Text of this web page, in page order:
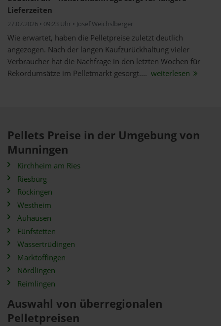
Lieferzeiten
27.07.2026 • 09:23 Uhr • Josef Weichslberger
Wie erwartet, haben die Pelletpreise zuletzt deutlich
angezogen. Nach der langen Kaufzurückhaltung vieler
Verbraucher hat die Nachfrage in den letzten Wochen für
Rekordumsätze im Pelletmarkt gesorgt.... weiterlesen
Pellets Preise in der Umgebung von
Munningen
Kirchheim am Ries
Riesbürg
Röckingen
Westheim
Auhausen
Fünfstetten
Wassertrüdingen
Marktoffingen
Nördlingen
Reimlingen
Auswahl von überregionalen
Pelletpreisen